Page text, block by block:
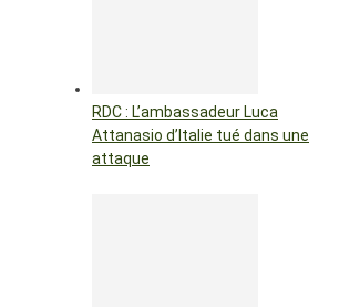
RDC : L’ambassadeur Luca
Attanasio d’Italie tué dans une
attaque